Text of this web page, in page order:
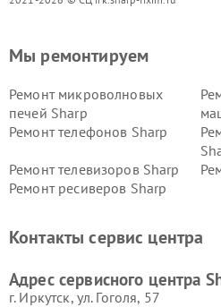
Мы ремонтируем
Ремонт микроволновых
печей Sharp
Ремонт телефонов Sharp
Ремонт телевизоров Sharp
Ремонт ресиверов Sharp
Контакты сервис центра
Адрес сервисного центра
г. Иркутск, ул. ​Гоголя, 57